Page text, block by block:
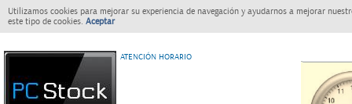
Utilizamos cookies para mejorar su experiencia de navegación y ayudarnos a mejorar
este tipo de cookies. Aceptar
ATENCIÓN HORARIO